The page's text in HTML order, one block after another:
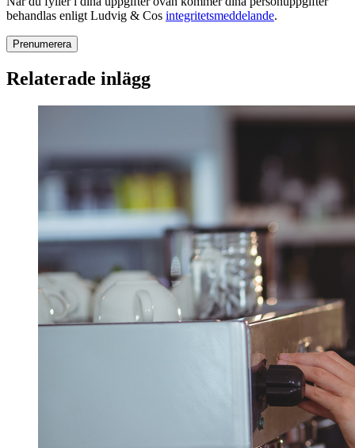
behandlas enligt Ludvig & Cos integritetsmeddelande.
Relaterade inlägg